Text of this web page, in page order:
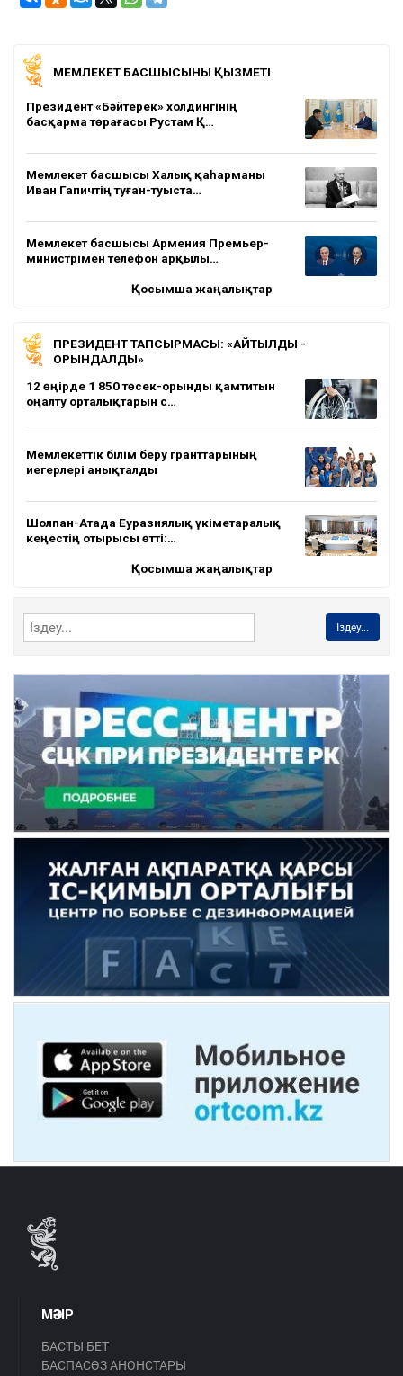
МЕМЛЕКЕТ БАСШЫСЫНЫҢ ҚЫЗМЕТІ
Президент «Бәйтерек» холдингінің
басқарма төрағасы Рустам Қ…
Мемлекет басшысы Халық қаһарманы
Иван Гапичтің туған-туыста…
Мемлекет басшысы Армения Премьер-
министрімен телефон арқылы…
Қосымша жаңалықтар
ПРЕЗИДЕНТ ТАПСЫРМАСЫ: «АЙТЫЛДЫ -
ОРЫНДАЛДЫ»
12 өңірде 1 850 төсек-орынды қамтитын
оңалту орталықтарын с…
Мемлекеттік білім беру гранттарының
иегерлері анықталды
Шолпан-Атада Еуразиялық үкіметаралық
кеңестің отырысы өтті:…
Қосымша жаңалықтар
Іздеу...
МӘЗІР
БАСТЫ БЕТ
БАСПАСӨЗ АНОНСТАРЫ